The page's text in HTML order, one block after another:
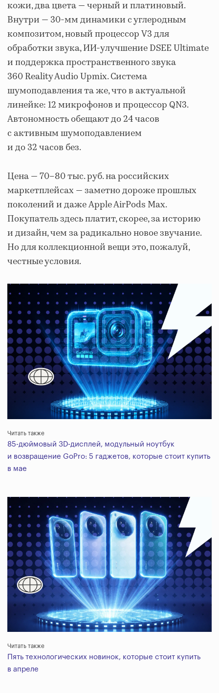
кожи, два цвета — черный и платиновый.
Внутри — 30-мм динамики с углеродным
композитом, новый процессор V3 для
обработки звука, ИИ-улучшение DSEE Ultimate
и поддержка пространственного звука
360 Reality Audio Upmix. Система
шумоподавления та же, что в актуальной
линейке: 12 микрофонов и процессор QN3.
Автономность обещают до 24 часов
с активным шумоподавлением
и до 32 часов без.
Цена — 70–80 тыс. руб. на российских
маркетплейсах — заметно дороже прошлых
поколений и даже Apple AirPods Max.
Покупатель здесь платит, скорее, за историю
и дизайн, чем за радикально новое звучание.
Но для коллекционной вещи это, пожалуй,
честные условия.
Читать также
85-дюймовый 3D-дисплей, модульный ноутбук
и возвращение GoPro: 5 гаджетов, которые стоит купить
в мае
Читать также
Пять технологических новинок, которые стоит купить
в апреле